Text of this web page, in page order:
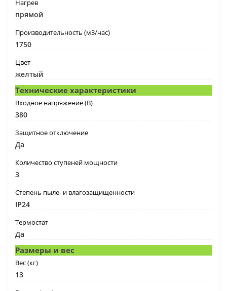
Нагрев
прямой
Производительность (м3/час)
1750
Цвет
желтый
Технические характеристики
Входное напряжение (В)
380
Защитное отключение
Да
Количество ступеней мощности
3
Степень пыле- и влагозащищенности
IP24
Термостат
Да
Размеры и вес
Вес (кг)
13